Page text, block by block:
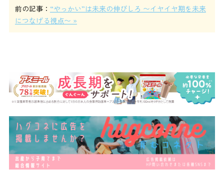
前の記事： “やっかい”は未来の伸びしろ 〜イヤイヤ期を未来
につなげる視点〜 »